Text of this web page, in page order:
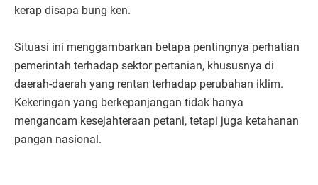
kerap disapa bung ken.
Situasi ini menggambarkan betapa pentingnya perhatian
pemerintah terhadap sektor pertanian, khususnya di
daerah-daerah yang rentan terhadap perubahan iklim.
Kekeringan yang berkepanjangan tidak hanya
mengancam kesejahteraan petani, tetapi juga ketahanan
pangan nasional.